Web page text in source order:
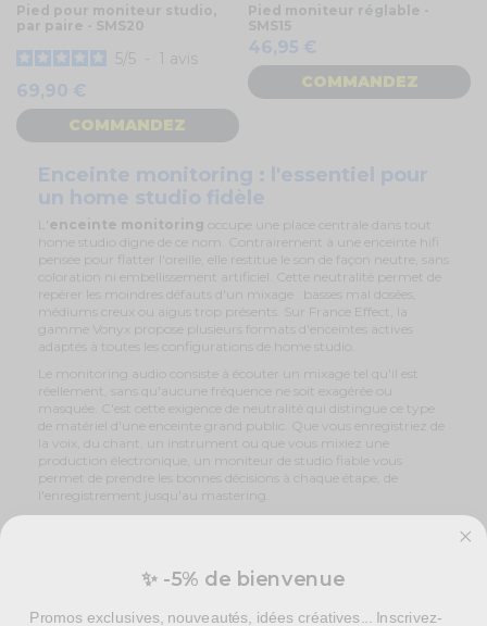
Pied pour moniteur studio,
par paire - SMS20
5 5 - 1 avis
69,90 €
COMMANDEZ
Pied moniteur réglable -
SMS15
46,95 €
COMMANDEZ
Enceinte monitoring : l'essentiel pour
un home studio fidèle
enceinte monitoring occupe une place centrale dans tout
home studio digne de ce nom. Contrairement à une enceinte hifi
pensée pour flatter l'oreille, elle restitue le son de façon neutre, sans
coloration ni embellissement artificiel. Cette neutralité permet de
repérer les moindres défauts d'un mixage : basses mal dosées,
médiums creux ou aigus trop présents. Sur France Effect, la
gamme Vonyx propose plusieurs formats d'enceintes actives
adaptés à toutes les configurations de home studio.
Le monitoring audio consiste à écouter un mixage tel qu'il est
réellement, sans qu'aucune fréquence ne soit exagérée ou
masquée. C'est cette exigence de neutralité qui distingue ce type
de matériel d'une enceinte grand public. Que vous enregistriez de
la voix, du chant, un instrument ou que vous mixiez une
production électronique, un moniteur de studio fiable vous
permet de prendre les bonnes décisions à chaque étape, de
l'enregistrement jusqu'au mastering.
France Effect propose une gamme d'enceintes monitoring
budget. Chaque référence est vendue par paire, condition
✨ -5% de bienvenue
Promos exclusives, nouveautés, idées créatives... Inscrivez-